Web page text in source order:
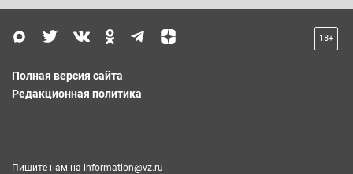
18+
Полная версия сайта
Редакционная политика
Пишите нам на information@vz.ru